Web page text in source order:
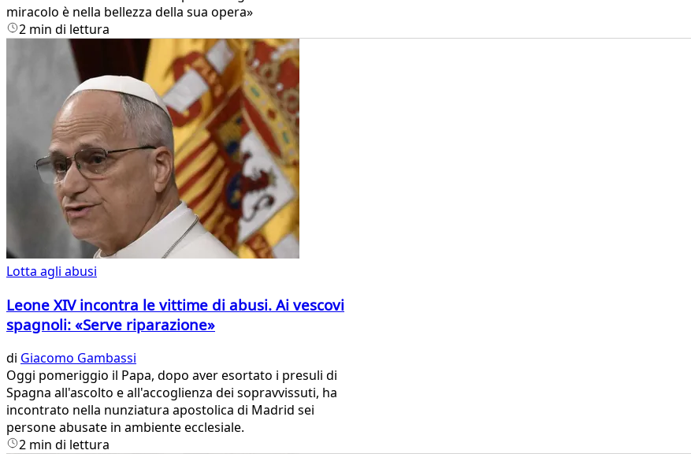
miracolo è nella bellezza della sua opera»
2 min di lettura
Lotta agli abusi
Leone XIV incontra le vittime di abusi. Ai vescovi
spagnoli: «Serve riparazione»
di Giacomo Gambassi
Oggi pomeriggio il Papa, dopo aver esortato i presuli di
Spagna all'ascolto e all'accoglienza dei sopravvissuti, ha
incontrato nella nunziatura apostolica di Madrid sei
persone abusate in ambiente ecclesiale.
2 min di lettura